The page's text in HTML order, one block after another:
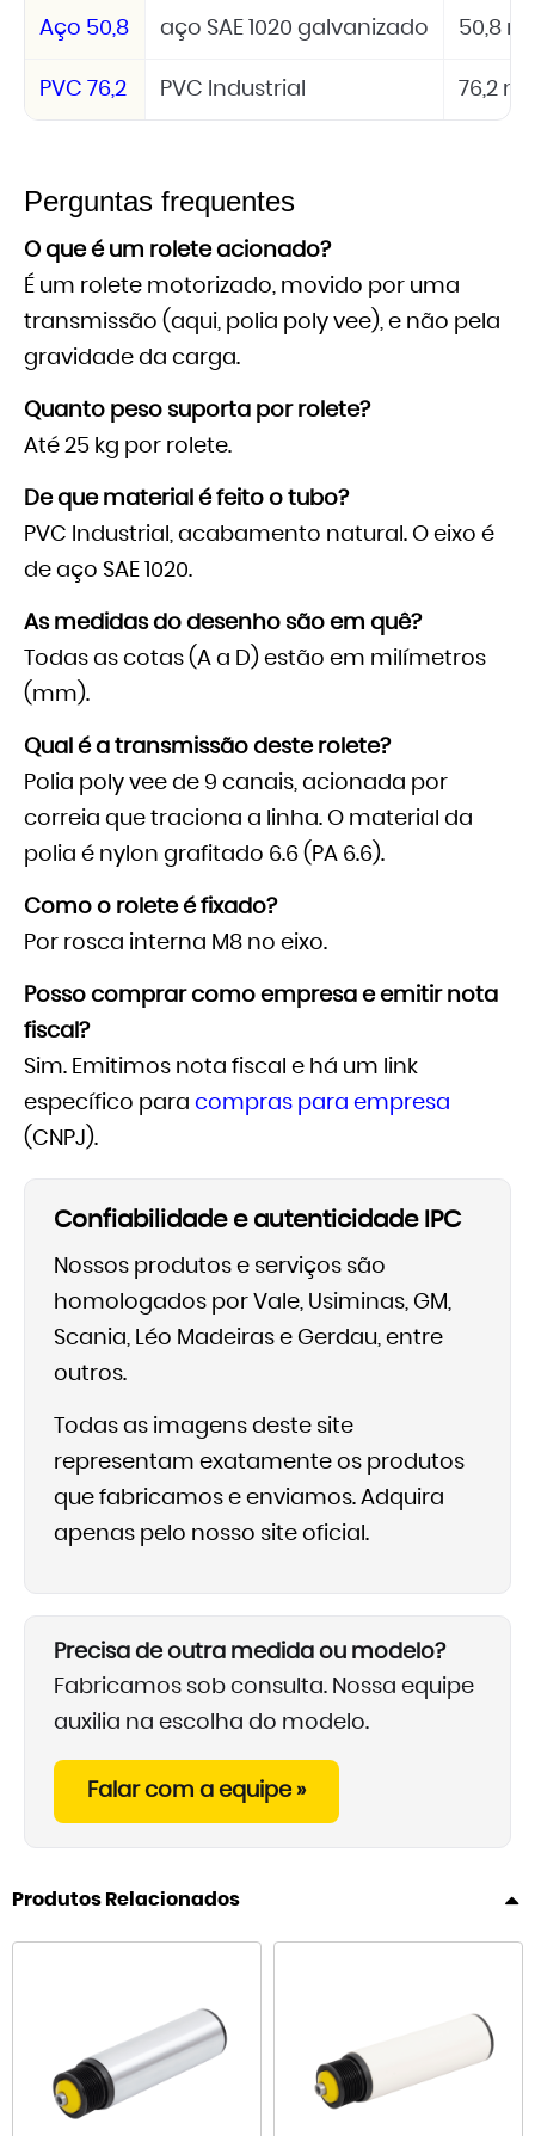
Aço 50,8 aço SAE 1020 galvanizado 50,8
PVC 76,2 PVC Industrial 76,2
Perguntas frequentes
O que é um rolete acionado?
É um rolete motorizado, movido por uma
transmissão (aqui, polia poly vee), e não pela
gravidade da carga.
Quanto peso suporta por rolete?
Até 25 kg por rolete.
De que material é feito o tubo?
PVC Industrial, acabamento natural. O eixo é
de aço SAE 1020.
As medidas do desenho são em quê?
Todas as cotas (A a D) estão em milímetros
(mm).
Qual é a transmissão deste rolete?
Polia poly vee de 9 canais, acionada por
correia que traciona a linha. O material da
polia é nylon grafitado 6.6 (PA 6.6).
Como o rolete é fixado?
Por rosca interna M8 no eixo.
Posso comprar como empresa e emitir nota
fiscal?
Sim. Emitimos nota fiscal e há um link
específico para compras para empresa
(CNPJ).
Confiabilidade e autenticidade IPC
Nossos produtos e serviços são
homologados por Vale, Usiminas, GM,
Scania, Léo Madeiras e Gerdau, entre
outros.
Todas as imagens deste site
representam exatamente os produtos
que fabricamos e enviamos. Adquira
apenas pelo nosso site oficial.
Precisa de outra medida ou modelo?
Fabricamos sob consulta. Nossa equipe
auxilia na escolha do modelo.
Falar com a equipe »
Produtos Relacionados